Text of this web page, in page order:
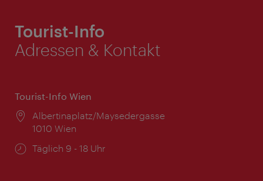
Tourist-Info
Adressen & Kontakt
Tourist-Info Wien
Ort:
Albertinaplatz/Maysedergasse
1010 Wien
Öffnungszeiten:
Täglich 9 - 18 Uhr